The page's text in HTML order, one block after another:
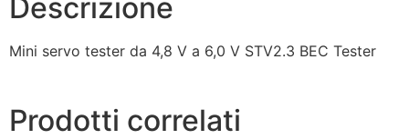
Descrizione
Mini servo tester da 4,8 V a 6,0 V STV2.3 BEC Tester
Prodotti correlati